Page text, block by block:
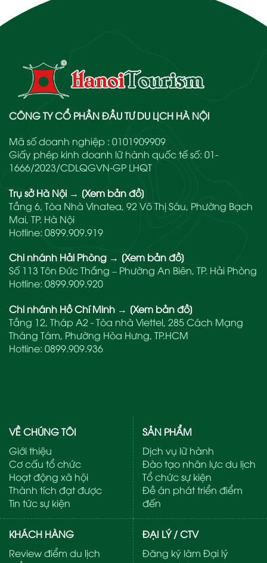
CÔNG TY CỔ PHẦN ĐẦU TƯ DU LỊCH HÀ NỘI
Mã số doanh nghiệp : 0101909909
Giấy phép kinh doanh lữ hành quốc tế số: 01-
1666/2023/CDLQGVN-GP LHQT
Trụ sở Hà Nội → [Xem bản đồ]
Tầng 6, Tòa Nhà Vinatea, 92 Võ Thị Sáu, Phường Bạch
Mai, TP. Hà Nội
Hotline: 0899.909.919
Chi nhánh Hải Phòng → [Xem bản đồ]
Số 113 Tôn Đức Thắng – Phường An Biên, TP. Hải Phòng
Hotline: 0899.909.920
Chi nhánh Hồ Chí Minh → [Xem bản đồ]
Tầng 12, Tháp A2 - Tòa nhà Viettel, 285 Cách Mạng
Tháng Tám, Phường Hòa Hưng, TP.HCM
Hotline: 0899.909.936
VỀ CHÚNG TÔI
Giới thiệu
Cơ cấu tổ chức
Hoạt động xã hội
Thành tích đạt được
Tin tức sự kiện
SẢN PHẨM
Dịch vụ lữ hành
Đào tạo nhân lực du lịch
Tổ chức sự kiện
Đề án phát triển điểm
đến
KHÁCH HÀNG
Review điểm du lịch
ĐẠI LÝ / CTV
Đăng ký làm Đại lý